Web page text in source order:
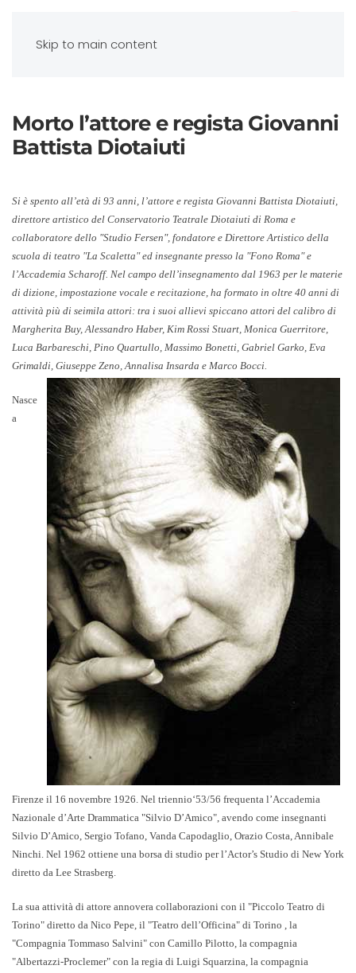
Skip to main content
Morto l’attore e regista Giovanni
Battista Diotaiuti
Si è spento all’età di 93 anni, l’attore e regista Giovanni Battista Diotaiuti,
direttore artistico del Conservatorio Teatrale Diotaiuti di Roma e
collaboratore dello "Studio Fersen", fondatore e Direttore Artistico della
scuola di teatro "La Scaletta" ed insegnante presso la "Fono Roma" e
l’Accademia Scharoff. Nel campo dell’insegnamento dal 1963 per le materie
di dizione, impostazione vocale e recitazione, ha formato in oltre 40 anni di
attività più di seimila attori: tra i suoi allievi spiccano attori del calibro di
Margherita Buy, Alessandro Haber, Kim Rossi Stuart, Monica Guerritore,
Luca Barbareschi, Pino Quartullo, Massimo Bonetti, Gabriel Garko, Eva
Grimaldi, Giuseppe Zeno, Annalisa Insarda e Marco Bocci.
Nasce
a
Firenze il 16 novembre 1926. Nel triennio‘53/56 frequenta l’Accademia
Nazionale d’Arte Drammatica "Silvio D’Amico", avendo come insegnanti
Silvio D’Amico, Sergio Tofano, Vanda Capodaglio, Orazio Costa, Annibale
Ninchi. Nel 1962 ottiene una borsa di studio per l’Actor’s Studio di New York
diretto da Lee Strasberg.
La sua attività di attore annovera collaborazioni con il "Piccolo Teatro di
Torino" diretto da Nico Pepe, il "Teatro dell’Officina" di Torino , la
"Compagnia Tommaso Salvini" con Camillo Pilotto, la compagnia
"Albertazzi-Proclemer" con la regia di Luigi Squarzina, la compagnia